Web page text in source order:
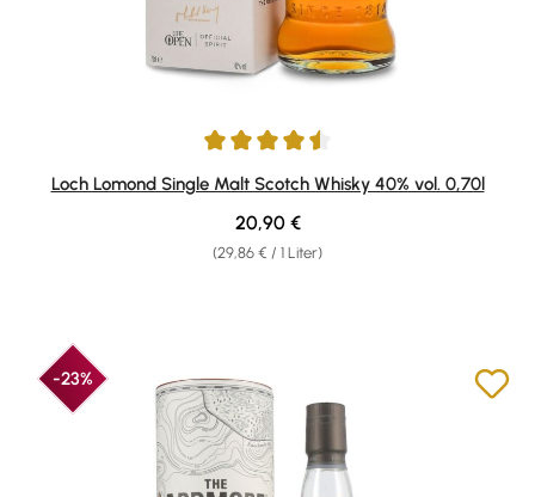
Durchschnittliche Bewertung von 4.6 von 5 Sternen
Loch Lomond Single Malt Scotch Whisky 40% vol. 0,70l
(29,86 € / 1 Liter)
Regulärer Preis:
20,90 €
-23%